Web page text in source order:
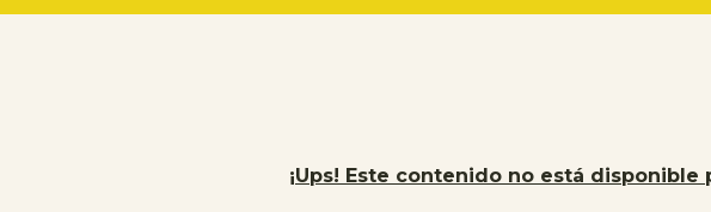
¡Ups! Este contenido no está disponible